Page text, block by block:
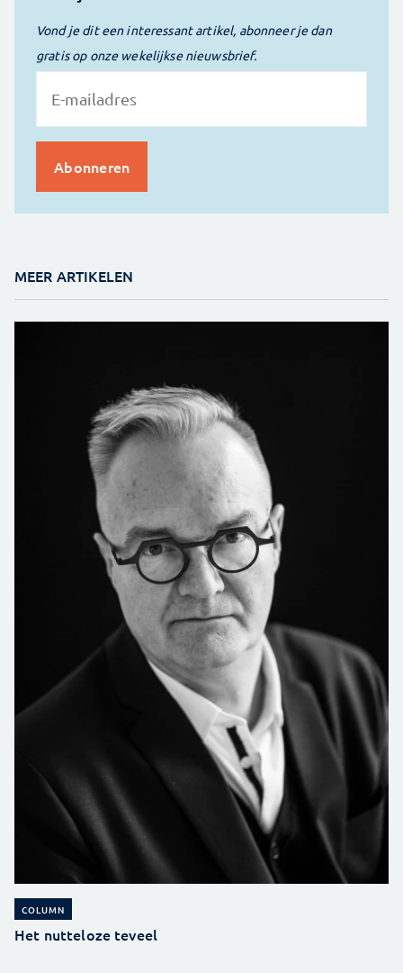
Vond je dit een interessant artikel, abonneer je dan
gratis op onze wekelijkse nieuwsbrief.
MEER ARTIKELEN
COLUMN
Het nutteloze teveel